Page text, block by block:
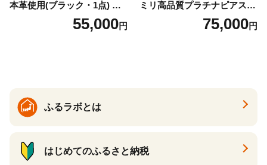
本革使用(ブラック・1点) 鞄
バック バッグ カバン レザー
国産 日本製 牛革 黒 革 革製
55,000円
ミリ高品質プラチナピアス P
t900 志摩産アコヤ真珠 ブラ
ックパール 黒真珠75,000円
ふるラボとは
はじめてのふるさと納税